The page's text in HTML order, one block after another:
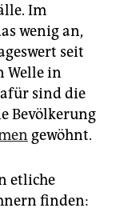
Im
wenig an,
seit
Welle in
sind die
Bevölkerung
gewöhnt.
etliche
finden: